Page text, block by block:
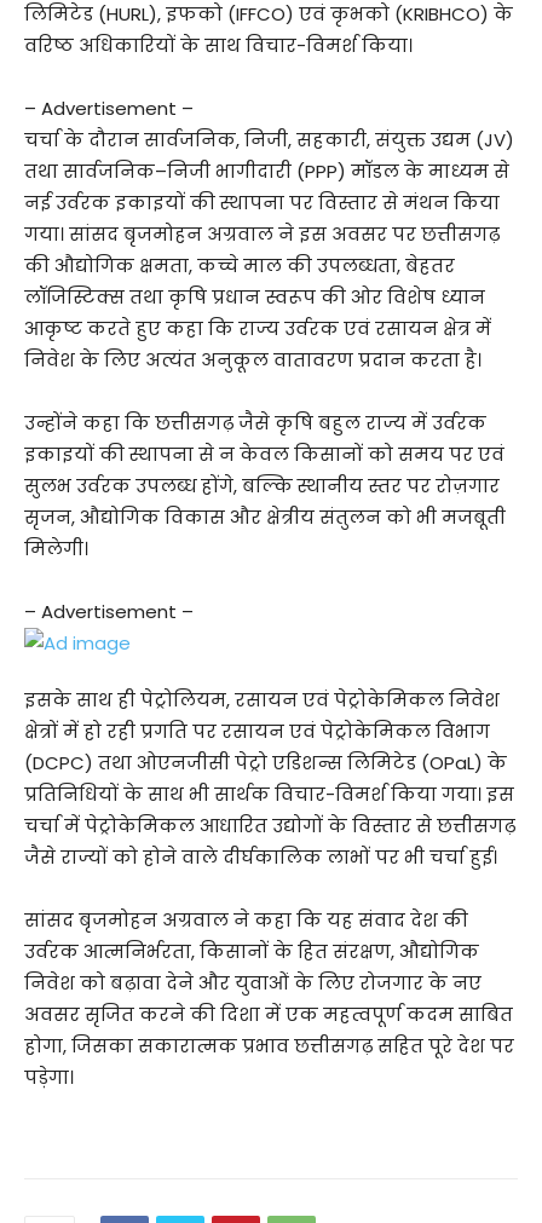
लिमिटेड (HURL), इफको (IFFCO) एवं कृभको (KRIBHCO) के
वरिष्ठ अधिकारियों के साथ विचार-विमर्श किया।
– Advertisement –
चर्चा के दौरान सार्वजनिक, निजी, सहकारी, संयुक्त उद्यम (JV)
तथा सार्वजनिक–निजी भागीदारी (PPP) मॉडल के माध्यम से
नई उर्वरक इकाइयों की स्थापना पर विस्तार से मंथन किया
गया। सांसद बृजमोहन अग्रवाल ने इस अवसर पर छत्तीसगढ़
की औद्योगिक क्षमता, कच्चे माल की उपलब्धता, बेहतर
लॉजिस्टिक्स तथा कृषि प्रधान स्वरूप की ओर विशेष ध्यान
आकृष्ट करते हुए कहा कि राज्य उर्वरक एवं रसायन क्षेत्र में
निवेश के लिए अत्यंत अनुकूल वातावरण प्रदान करता है।
उन्होंने कहा कि छत्तीसगढ़ जैसे कृषि बहुल राज्य में उर्वरक
इकाइयों की स्थापना से न केवल किसानों को समय पर एवं
सुलभ उर्वरक उपलब्ध होंगे, बल्कि स्थानीय स्तर पर रोज़गार
सृजन, औद्योगिक विकास और क्षेत्रीय संतुलन को भी मजबूती
मिलेगी।
– Advertisement –
इसके साथ ही पेट्रोलियम, रसायन एवं पेट्रोकेमिकल निवेश
क्षेत्रों में हो रही प्रगति पर रसायन एवं पेट्रोकेमिकल विभाग
(DCPC) तथा ओएनजीसी पेट्रो एडिशन्स लिमिटेड (OPaL) के
प्रतिनिधियों के साथ भी सार्थक विचार-विमर्श किया गया। इस
चर्चा में पेट्रोकेमिकल आधारित उद्योगों के विस्तार से छत्तीसगढ़
जैसे राज्यों को होने वाले दीर्घकालिक लाभों पर भी चर्चा हुई।
सांसद बृजमोहन अग्रवाल ने कहा कि यह संवाद देश की
उर्वरक आत्मनिर्भरता, किसानों के हित संरक्षण, औद्योगिक
निवेश को बढ़ावा देने और युवाओं के लिए रोजगार के नए
अवसर सृजित करने की दिशा में एक महत्वपूर्ण कदम साबित
होगा, जिसका सकारात्मक प्रभाव छत्तीसगढ़ सहित पूरे देश पर
पड़ेगा।